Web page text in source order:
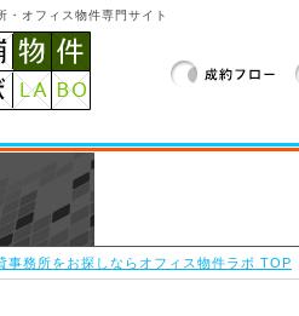
・オフィス物件専門サイト
事務所をお探しならオフィス物件ラボ TOP